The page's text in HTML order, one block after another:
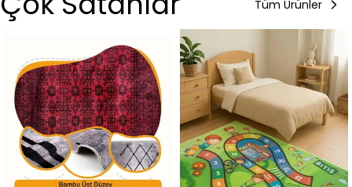
Tüm Ürünler